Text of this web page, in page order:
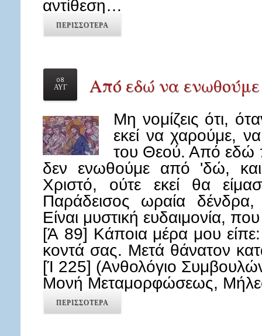
αντίθεση…
ΠΕΡΙΣΣΟΤΕΡΑ
08
ΑΥΓ
Από εδώ να
Μη νομίζεις ότι,
εκεί να χαρούμε,
του Θεού. Από εδώ
δεν ενωθούμε από 'δώ,
Χριστό, ούτε εκεί θα
Παράδεισος ωραία
Είναι μυστική ευδαιμονία,
[Ά 89] Κάποια μέρα μου
κοντά σας. Μετά θάνατον
[Ί 225] (Ανθολόγιο
Μονή Μεταμορφώσεως,
ΠΕΡΙΣΣΟΤΕΡΑ